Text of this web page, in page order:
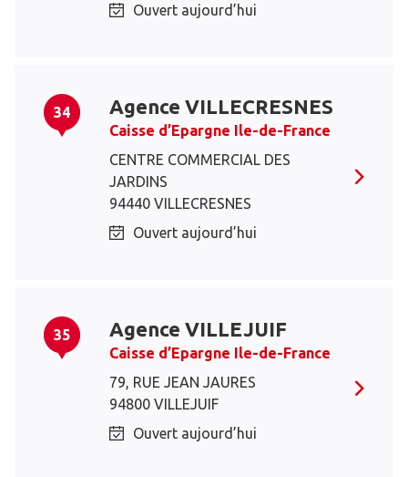
Ouvert aujourd’hui
34 Agence VILLECRESNES
Caisse d’Epargne Ile-de-France
CENTRE COMMERCIAL DES
JARDINS
94440 VILLECRESNES
Ouvert aujourd’hui
35 Agence VILLEJUIF
Caisse d’Epargne Ile-de-France
79, RUE JEAN JAURES
94800 VILLEJUIF
Ouvert aujourd’hui